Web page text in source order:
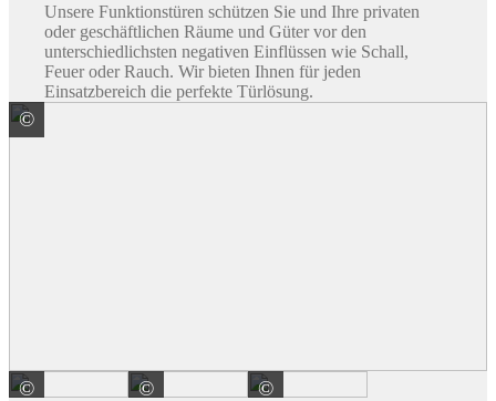
©
© PRÜM-Türenwerk GmbH
© PRÜM-Türenwerk GmbH
©
Unsere Funktionstüren schützen Sie und Ihre privaten
oder geschäftlichen Räume und Güter vor den
unterschiedlichsten negativen Einflüssen wie Schall,
Feuer oder Rauch. Wir bieten Ihnen für jeden
Einsatzbereich die perfekte Türlösung.